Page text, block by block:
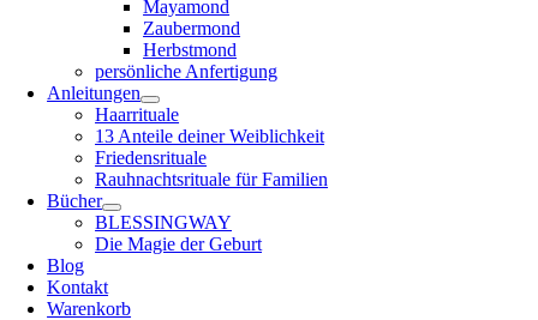
Mayamond
Zaubermond
Herbstmond
persönliche Anfertigung
Anleitungen
Haarrituale
13 Anteile deiner Weiblichkeit
Friedensrituale
Rauhnachtsrituale für Familien
Bücher
BLESSINGWAY
Die Magie der Geburt
Blog
Kontakt
Warenkorb